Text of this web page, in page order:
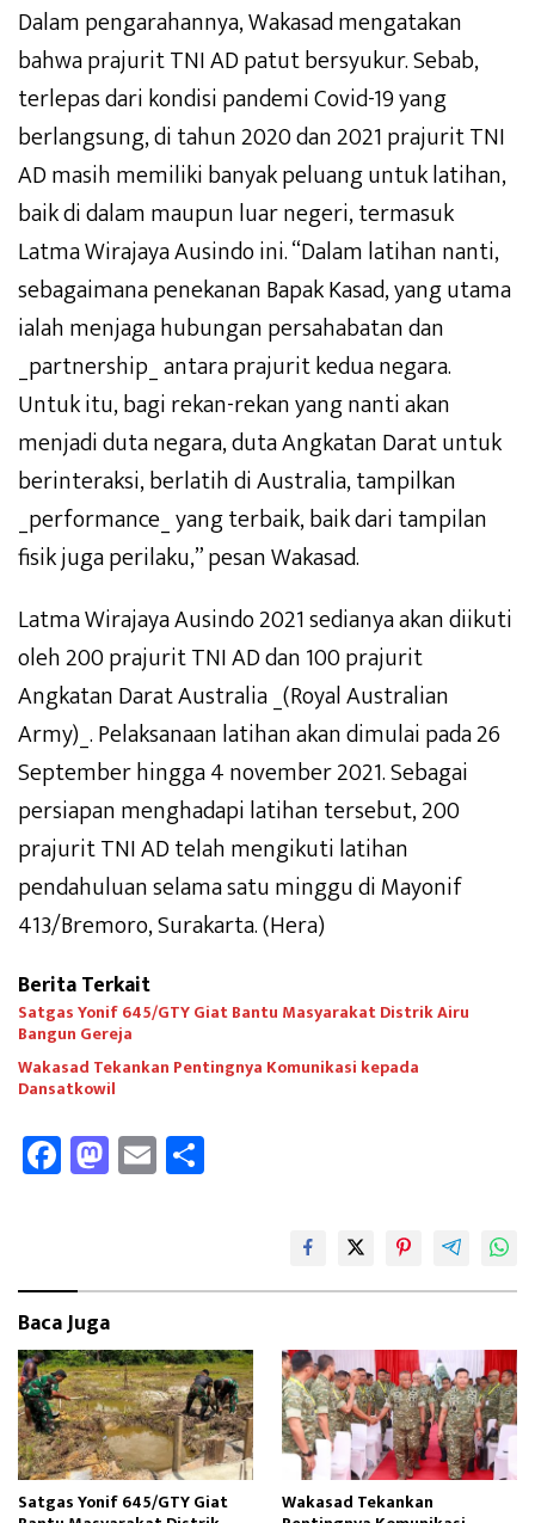
Dalam pengarahannya, Wakasad mengatakan
bahwa prajurit TNI AD patut bersyukur. Sebab,
terlepas dari kondisi pandemi Covid-19 yang
berlangsung, di tahun 2020 dan 2021 prajurit TNI
AD masih memiliki banyak peluang untuk latihan,
baik di dalam maupun luar negeri, termasuk
Latma Wirajaya Ausindo ini. “Dalam latihan nanti,
sebagaimana penekanan Bapak Kasad, yang utama
ialah menjaga hubungan persahabatan dan
_partnership_ antara prajurit kedua negara.
Untuk itu, bagi rekan-rekan yang nanti akan
menjadi duta negara, duta Angkatan Darat untuk
berinteraksi, berlatih di Australia, tampilkan
_performance_ yang terbaik, baik dari tampilan
fisik juga perilaku,” pesan Wakasad.
Latma Wirajaya Ausindo 2021 sedianya akan diikuti
oleh 200 prajurit TNI AD dan 100 prajurit
Angkatan Darat Australia _(Royal Australian
Army)_. Pelaksanaan latihan akan dimulai pada 26
September hingga 4 november 2021. Sebagai
persiapan menghadapi latihan tersebut, 200
prajurit TNI AD telah mengikuti latihan
pendahuluan selama satu minggu di Mayonif
413/Bremoro, Surakarta. (Hera)
Berita Terkait
Satgas Yonif 645/GTY Giat Bantu Masyarakat Distrik Airu
Bangun Gereja ‎
Wakasad Tekankan Pentingnya Komunikasi kepada
Dansatkowil
Fa
ce
k
M
as
o
n
E
m
Baca Juga
Satgas Yonif 645/GTY Giat Wakasad Tekankan